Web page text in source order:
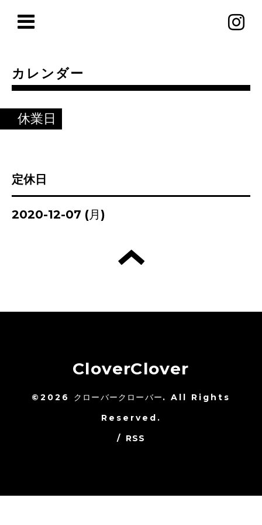
カレンダー
休業日
定休日
2020-12-07 (月)
CloverClover
©2026 クローバークローバー. All Rights
Reserved.
/ RSS